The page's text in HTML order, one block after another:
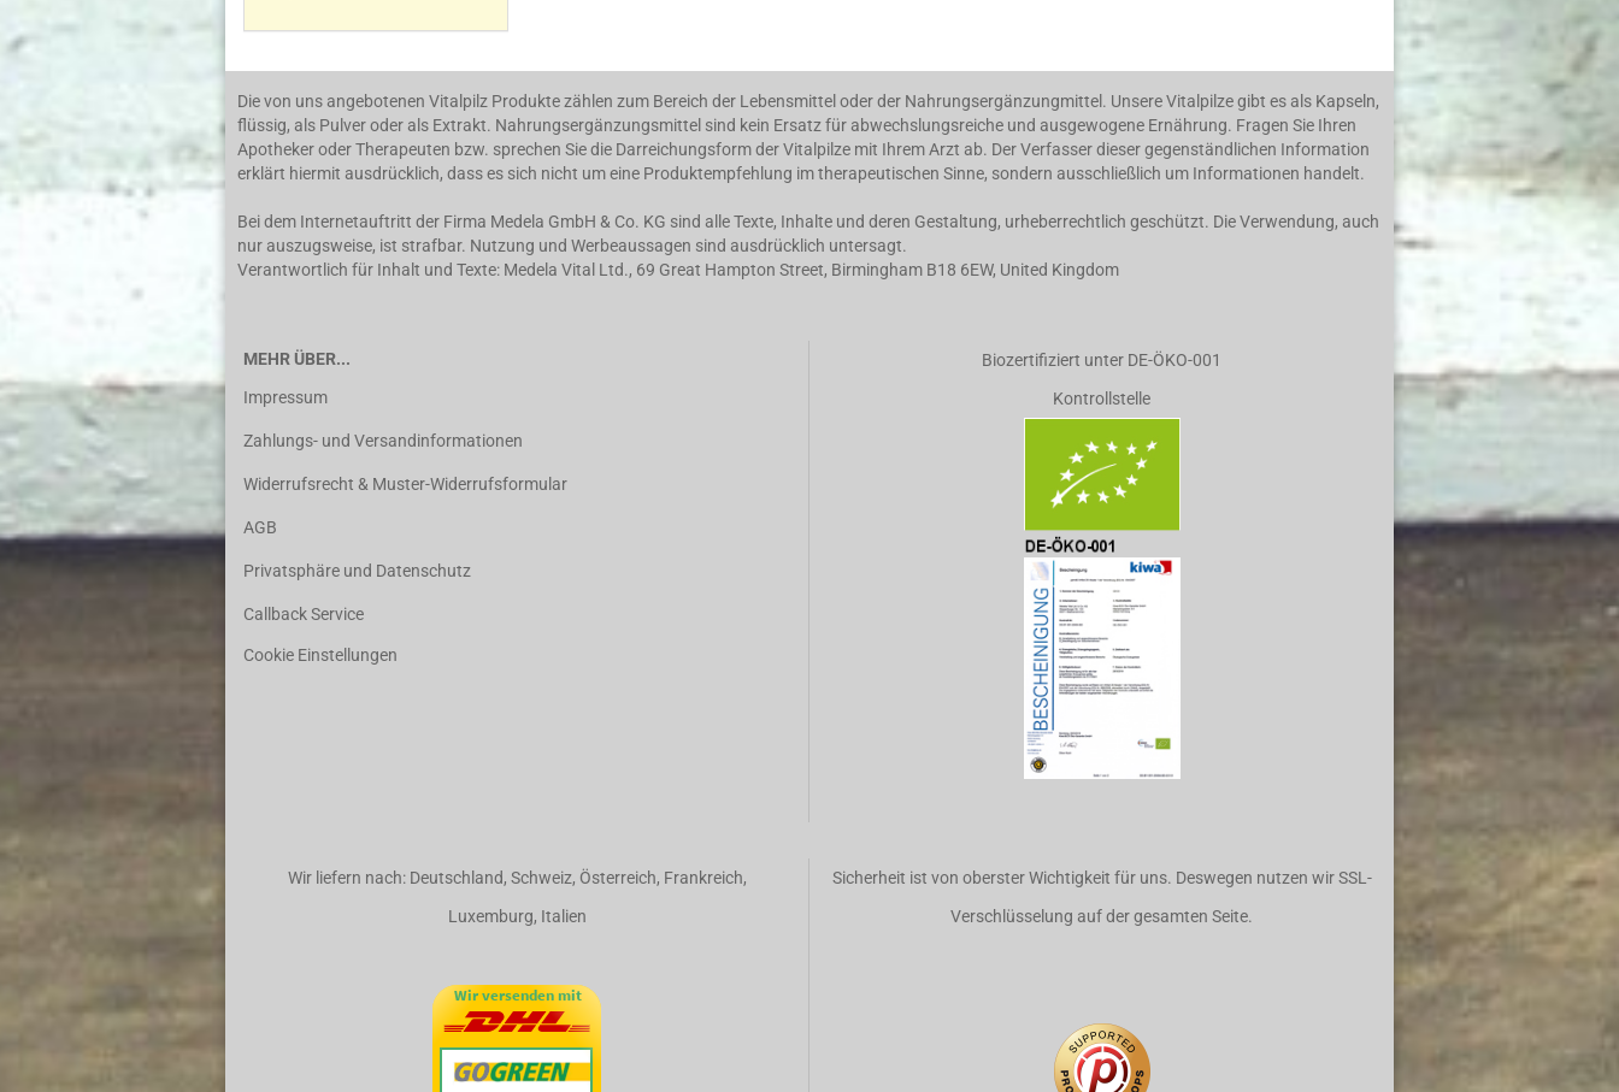
Die von uns angebotenen Vitalpilz Produkte zählen zum Bereich der Lebensmittel oder der Nahrungsergänzungmittel. Unsere Vitalpilze gibt es als Kapseln,
flüssig, als Pulver oder als Extrakt. Nahrungsergänzungsmittel sind kein Ersatz für abwechslungsreiche und ausgewogene Ernährung. Fragen Sie Ihren
Apotheker oder Therapeuten bzw. sprechen Sie die Darreichungsform der Vitalpilze mit Ihrem Arzt ab. Der Verfasser dieser gegenständlichen Information
erklärt hiermit ausdrücklich, dass es sich nicht um eine Produktempfehlung im therapeutischen Sinne, sondern ausschließlich um Informationen handelt.
Bei dem Internetauftritt der Firma Medela GmbH & Co. KG sind alle Texte, Inhalte und deren Gestaltung, urheberrechtlich geschützt. Die Verwendung, auch
nur auszugsweise, ist strafbar. Nutzung und Werbeaussagen sind ausdrücklich untersagt.
Verantwortlich für Inhalt und Texte: Medela Vital Ltd., 69 Great Hampton Street, Birmingham B18 6EW, United Kingdom
MEHR ÜBER...
Impressum
Zahlungs- und Versandinformationen
Widerrufsrecht & Muster-Widerrufsformular
AGB
Privatsphäre und Datenschutz
Callback Service
Cookie Einstellungen
Biozertifiziert unter DE-ÖKO-001
Kontrollstelle
Wir liefern nach: Deutschland, Schweiz, Österreich, Frankreich,
Luxemburg, Italien
Sicherheit ist von oberster Wichtigkeit für uns. Deswegen nutzen wir SSL-
Verschlüsselung auf der gesamten Seite.